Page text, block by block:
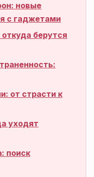
новые
с гаджетами
берутся
от страсти к
уходят
поиск